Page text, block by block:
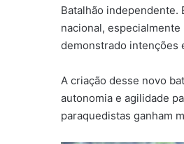
Batalhão independente.
nacional,
demonstrado intenções
A criação desse novo
autonomia e agilidade
paraquedistas ganham